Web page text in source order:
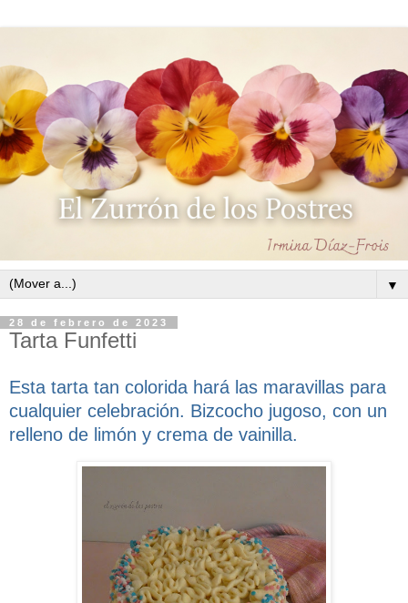
▼
28 de febrero de 2023
Tarta Funfetti
Esta tarta tan colorida hará las maravillas para
cualquier celebración. Bizcocho jugoso, con un
relleno de limón y crema de vainilla.